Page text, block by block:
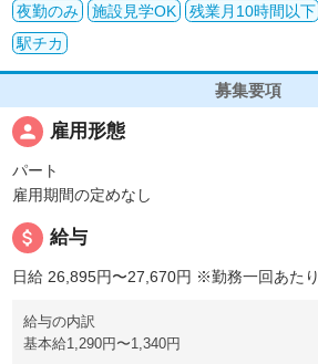
夜勤のみ
施設見学OK 残業月10時間以下
駅チカ
募集要項
person 雇用形態
パート
雇用期間の定めなし
attach_money 給与
日給 26,895円〜27,670円 ※勤務一回あたり
給与の内訳
基本給1,290円〜1,340円